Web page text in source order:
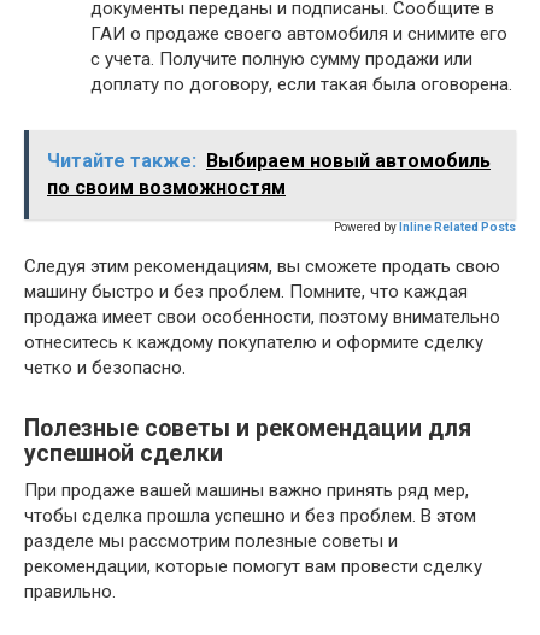
документы переданы и подписаны. Сообщите в
ГАИ о продаже своего автомобиля и снимите его
с учета. Получите полную сумму продажи или
доплату по договору, если такая была оговорена.
Читайте также: Выбираем новый автомобиль
по своим возможностям
Powered by Inline Related Posts
Следуя этим рекомендациям, вы сможете продать свою
машину быстро и без проблем. Помните, что каждая
продажа имеет свои особенности, поэтому внимательно
отнеситесь к каждому покупателю и оформите сделку
четко и безопасно.
Полезные советы и рекомендации для
успешной сделки
При продаже вашей машины важно принять ряд мер,
чтобы сделка прошла успешно и без проблем. В этом
разделе мы рассмотрим полезные советы и
рекомендации, которые помогут вам провести сделку
правильно.